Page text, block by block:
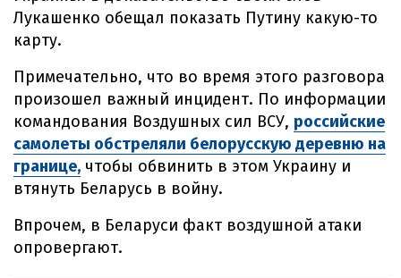
Лукашенко обещал показать Путину какую-то
карту.
Примечательно, что во время этого разговора
произошел важный инцидент. По информации
командования Воздушных сил ВСУ, российские
самолеты обстреляли белорусскую деревню на
границе, чтобы обвинить в этом Украину и
втянуть Беларусь в войну.
Впрочем, в Беларуси факт воздушной атаки
опровергают.